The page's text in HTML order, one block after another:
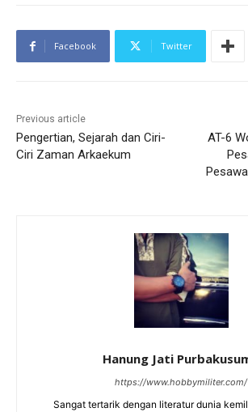
Facebook Twitter
Previous article
Pengertian, Sejarah dan Ciri-
Ciri Zaman Arkaekum
AT-6
Hanung Jati
https://www.hobbymiliter.com/
Sangat tertarik dengan literatur dunia